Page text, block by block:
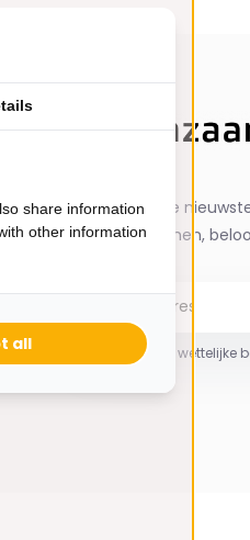
Ontvang de
niet spammen,
* Lees hier de wettelijke
share information
other information
all